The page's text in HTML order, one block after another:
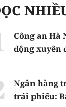
Công an
động xuyên
Ngân hàng
trái phiếu: